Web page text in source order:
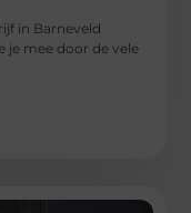
in Barneveld
je mee door de vele